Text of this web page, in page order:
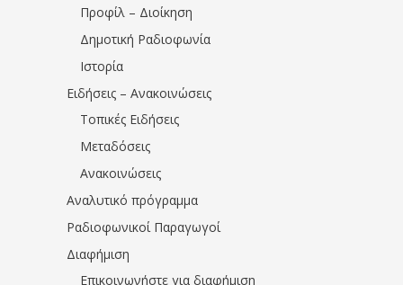
Προφίλ – Διοίκηση
Δημοτική Ραδιοφωνία
Ιστορία
Ειδήσεις – Ανακοινώσεις
Τοπικές Ειδήσεις
Μεταδόσεις
Ανακοινώσεις
Αναλυτικό πρόγραμμα
Ραδιοφωνικοί Παραγωγοί
Διαφήμιση
Επικοινωνήστε για διαφήμιση